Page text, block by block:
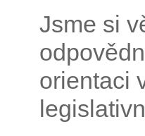
Jsme si
orientaci